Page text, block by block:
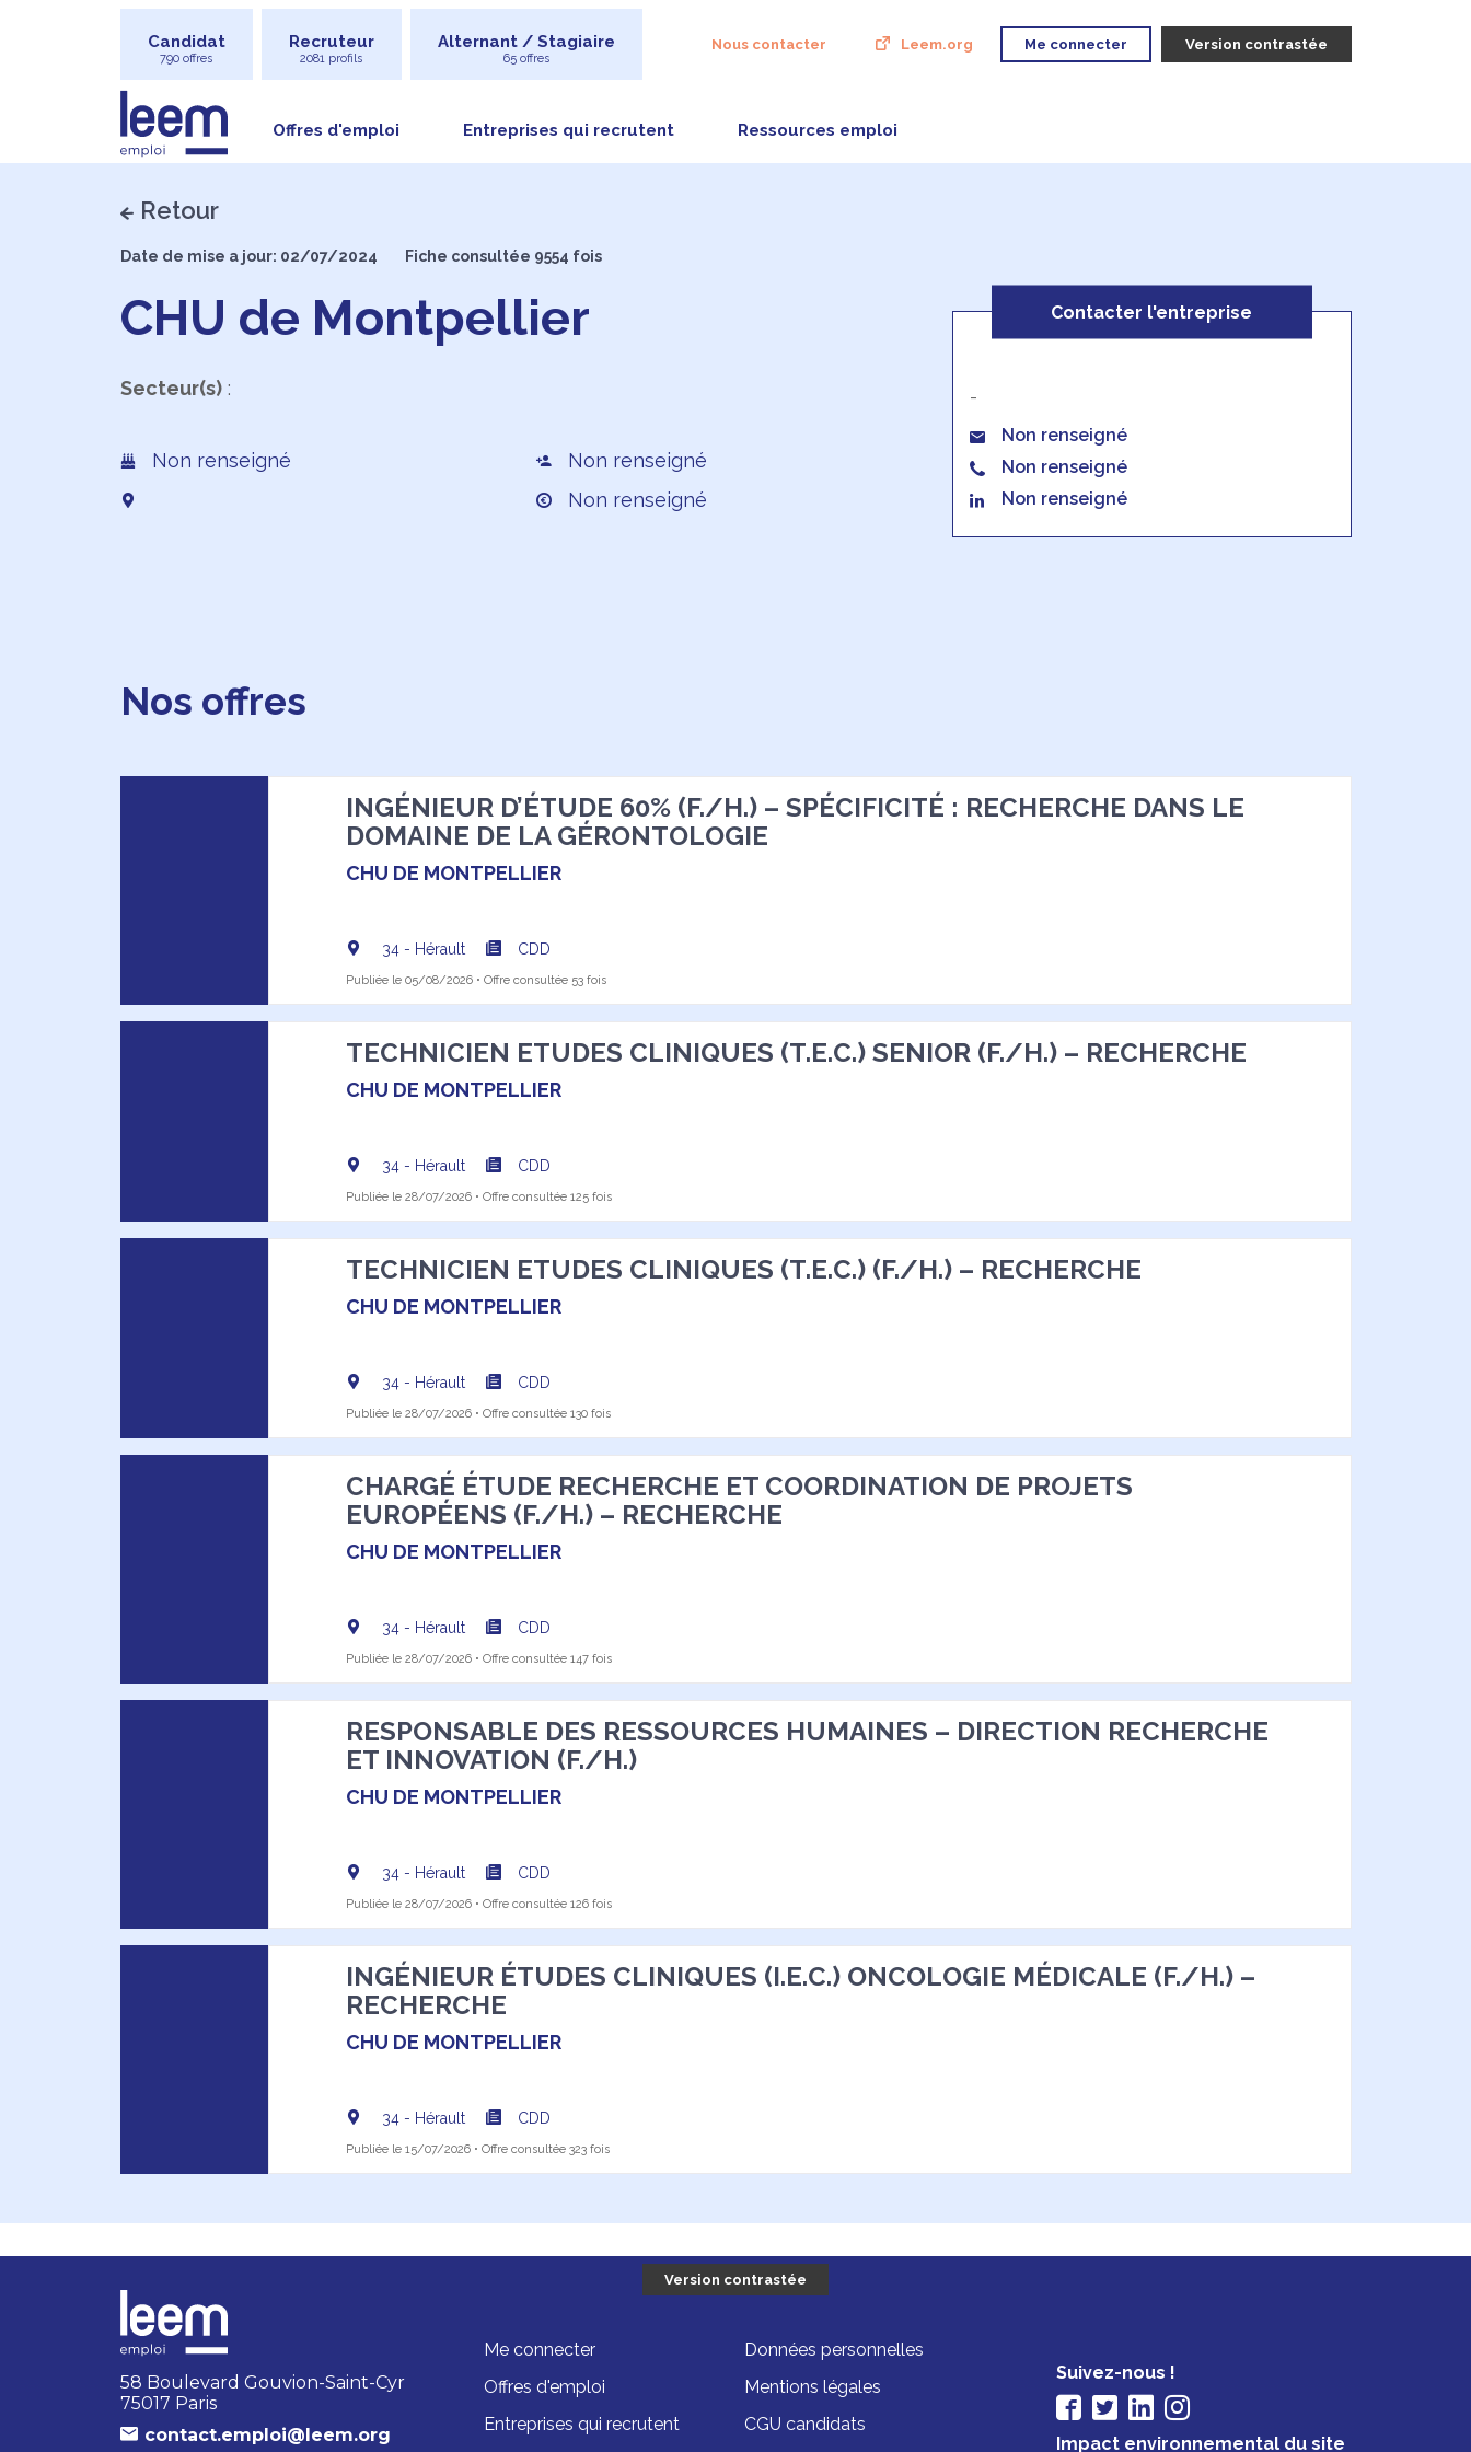
Candidat
790 offres
Recruteur
2081 profils
Alternant / Stagiaire
65 offres
Nous contacter Leem.org Me connecter Version contrastée
Offres d'emploi Entreprises qui recrutent Ressources emploi
Retour
Date de mise a jour: 02/07/2024 Fiche consultée 9554 fois
CHU de Montpellier
Secteur(s):
Non renseigné
Non renseigné
Non renseigné
Contacter l'entreprise
-
Non renseigné
Non renseigné
Non renseigné
Nos offres
INGÉNIEUR D’ÉTUDE 60% (F./H.) – SPÉCIFICITÉ : RECHERCHE DANS LE
DOMAINE DE LA GÉRONTOLOGIE
CHU DE MONTPELLIER
34 - Hérault CDD
Publiée le 05/08/2026 • Offre consultée 53 fois
TECHNICIEN ETUDES CLINIQUES (T.E.C.) SENIOR (F./H.) – RECHERCHE
CHU DE MONTPELLIER
34 - Hérault CDD
Publiée le 28/07/2026 • Offre consultée 125 fois
TECHNICIEN ETUDES CLINIQUES (T.E.C.) (F./H.) – RECHERCHE
CHU DE MONTPELLIER
34 - Hérault CDD
Publiée le 28/07/2026 • Offre consultée 130 fois
CHARGÉ ÉTUDE RECHERCHE ET COORDINATION DE PROJETS
EUROPÉENS (F./H.) – RECHERCHE
CHU DE MONTPELLIER
34 - Hérault CDD
Publiée le 28/07/2026 • Offre consultée 147 fois
RESPONSABLE DES RESSOURCES HUMAINES – DIRECTION RECHERCHE
ET INNOVATION (F./H.)
CHU DE MONTPELLIER
34 - Hérault CDD
Publiée le 28/07/2026 • Offre consultée 126 fois
INGÉNIEUR ÉTUDES CLINIQUES (I.E.C.) ONCOLOGIE MÉDICALE (F./H.) –
RECHERCHE
CHU DE MONTPELLIER
34 - Hérault CDD
Publiée le 15/07/2026 • Offre consultée 323 fois
Version contrastée
58 Boulevard Gouvion-Saint-Cyr
75017 Paris
contact.emploi@leem.org
Me connecter
Offres d'emploi
Entreprises qui recrutent
Données personnelles
Mentions légales
CGU candidats
Suivez-nous !
Impact environnemental du site